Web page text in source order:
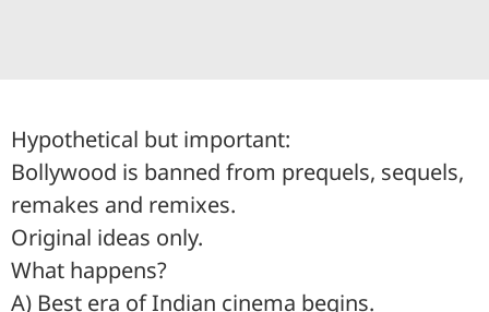
Hypothetical but important:
Bollywood is banned from prequels, sequels,
remakes and remixes.
Original ideas only.
What happens?
A) Best era of Indian cinema begins.